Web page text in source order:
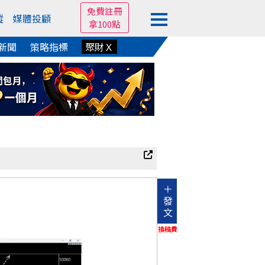
媒體投顧
免費註冊
拿100點
聞 策略指標 聚財Ｘ
＋
發
文
換稿費